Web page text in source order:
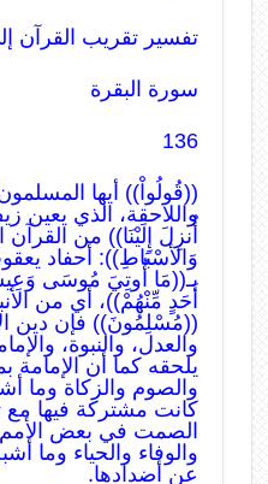
تفسير تقريب القرآن
سورة البقرة
136
((قُولُواْ)) أيها
واللاحقة، الذي يعين
أُنزِلَ إِلَيْنَا)) من
وَالأسْبَاطِ)): أحفاد
بـ((مَا أُوتِيَ مُوسَى
أَحَدٍ مِّنْهُمْ))، أي من
((مُسْلِمُونَ)) فإن دين
والعدل، والنبوة،
يلحقه كما أن الإمامة
والصوم والزكاة وما
كانت مشتركة فيها مع
الصمت في بعض الأمم
والوفاء والحياء وما
عن أضدادها.